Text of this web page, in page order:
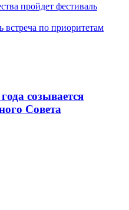
пройдет фестиваль
по приоритетам
созывается
Совета